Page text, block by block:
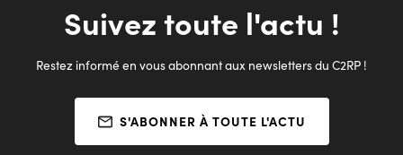
Suivez toute l'actu !
Restez informé en vous abonnant aux newsletters du C2RP !
S'ABONNER À TOUTE L'ACTU